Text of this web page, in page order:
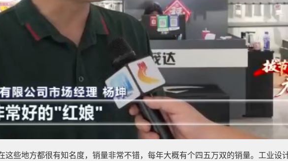
些地方都很有知名度，销量非常不错，每年大概有个四五万双的销量。工业设